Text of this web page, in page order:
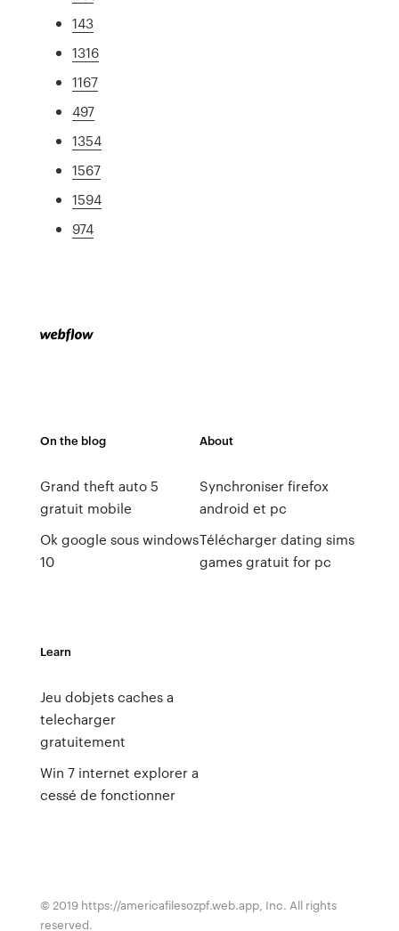
143
1316
1167
497
1354
1567
1594
974
On the blog
Grand theft auto 5
gratuit mobile
Ok google sous windows
10
About
Synchroniser firefox
android et pc
Télécharger dating sims
games gratuit for pc
Learn
Jeu dobjets caches a
telecharger
gratuitement
Win 7 internet explorer a
cessé de fonctionner
© 2019 https://americafilesozpf.web.app, Inc. All rights
reserved.